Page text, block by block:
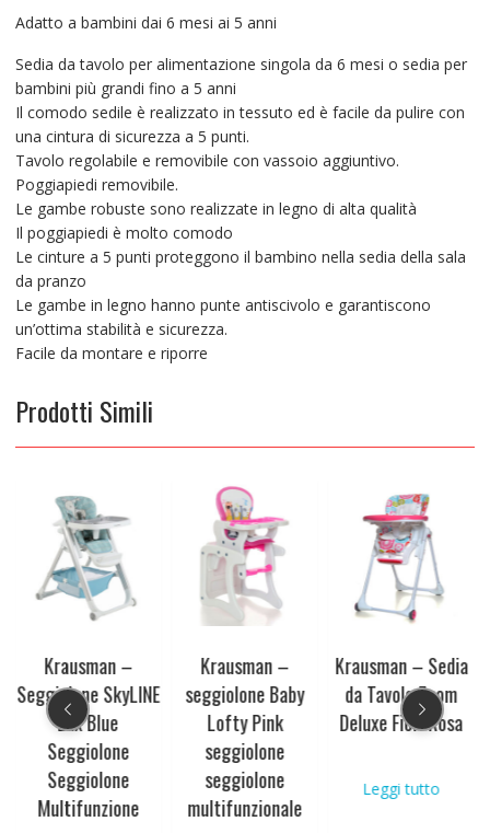
quantità
Adatto a bambini dai 6 mesi ai 5 anni
Sedia da tavolo per alimentazione singola da 6 mesi o sedia per
bambini più grandi fino a 5 anni
Il comodo sedile è realizzato in tessuto ed è facile da pulire con
una cintura di sicurezza a 5 punti.
Tavolo regolabile e removibile con vassoio aggiuntivo.
Poggiapiedi removibile.
Le gambe robuste sono realizzate in legno di alta qualità
Il poggiapiedi è molto comodo
Le cinture a 5 punti proteggono il bambino nella sedia della sala
da pranzo
Le gambe in legno hanno punte antiscivolo e garantiscono
un’ottima stabilità e sicurezza.
Facile da montare e riporre
Prodotti Simili
Krausman –
Seggiolone SkyLINE
Lux Blue
Seggiolone
Seggiolone
Multifunzione
Krausman –
seggiolone Baby
Lofty Pink
seggiolone
seggiolone
multifunzionale
Krausman – Sedia
da Tavolo Zoom
Deluxe Fiori Rosa
Leggi tutto